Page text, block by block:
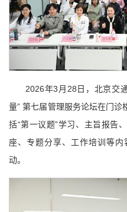
2026年3月28日，北京交
量” 第七届管理服务论坛在门
括“第一议题”学习、主旨报告
座、专题分享、工作培训等
动。